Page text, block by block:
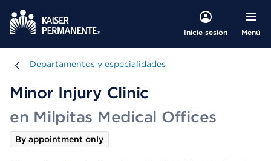
Inicie sesión Menú
Departamentos y especialidades
Departamentos y especialidades
Minor Injury Clinic
en Milpitas Medical Offices
By appointment only